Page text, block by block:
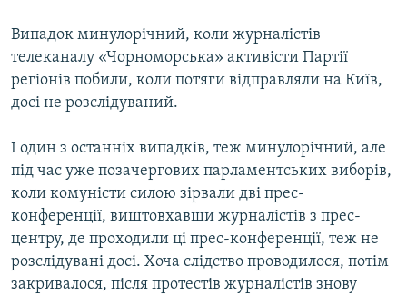
Випадок минулорічний, коли журналістів
телеканалу «Чорноморська» активісти Партії
регіонів побили, коли потяги відправляли на Київ,
досі не розслідуваний.
І один з останніх випадків, теж минулорічний, але
під час уже позачергових парламентських виборів,
коли комуністи силою зірвали дві прес-
конференції, виштовхавши журналістів з прес-
центру, де проходили ці прес-конференції, теж не
розслідувані досі. Хоча слідство проводилося, потім
закривалося, після протестів журналістів знову